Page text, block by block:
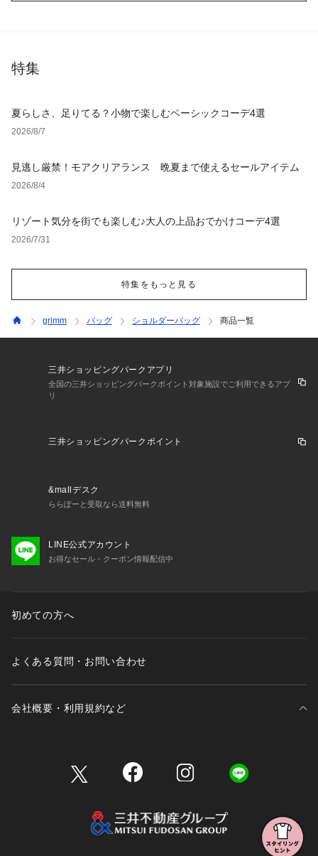
特集
夏らしさ、足りてる？小物で楽しむベーシックコーデ4選
2026/8/7
見逃し厳禁！モアクリアランス 晩夏まで使えるセールアイテム
2026/8/4
リゾート気分を街でも楽しむ♪大人の上品おでかけコーデ4選
2026/7/31
特集をもっと見る
grimm バッグ ショルダーバッグ 商品一覧
三井ショッピングパークアプリ
全国の三井ショッピングパークポイント対象施設でご利用できるアプ
リ
三井ショッピングパークポイント
&mallデスク
ららぽーと受取なら送料無料
LINE公式アカウント
お得なセール・クーポン情報配信中
初めての方へ
よくある質問・お問い合わせ
会社概要・利用規約など